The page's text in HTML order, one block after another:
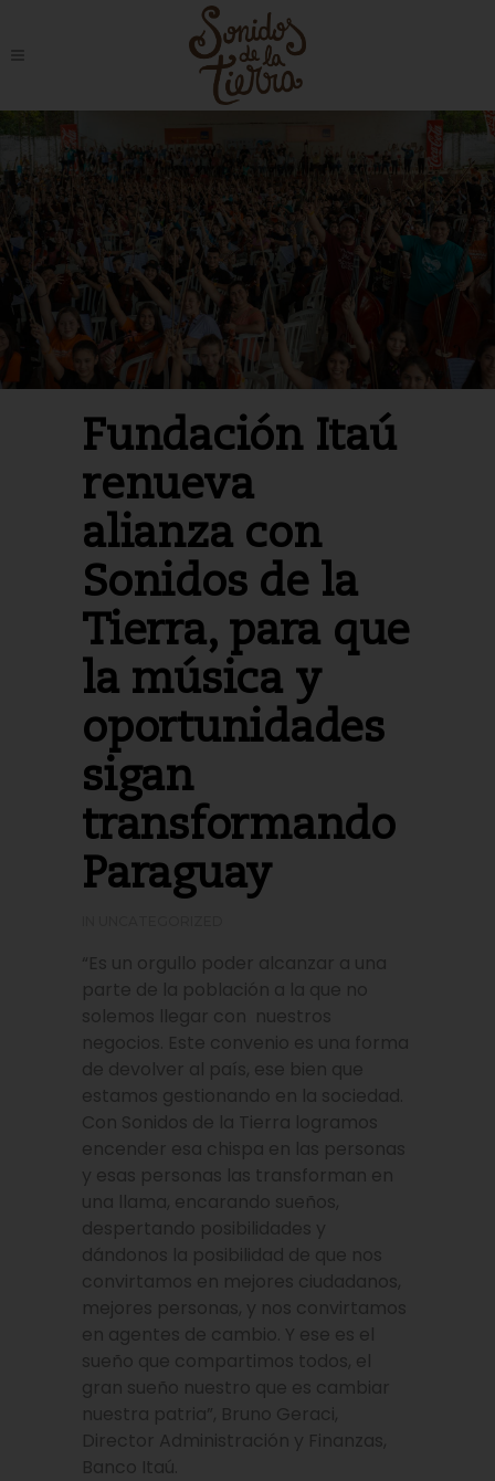
Fundación Itaú
renueva
alianza con
Sonidos de la
Tierra, para que
la música y
oportunidades
sigan
transformando
Paraguay
“Es un orgullo poder alcanzar a una
parte de la población a la que no
solemos llegar con nuestros
negocios. Este convenio es una forma
de devolver al país, ese bien que
estamos gestionando en la sociedad.
Con Sonidos de la Tierra logramos
encender esa chispa en las personas
y esas personas las transforman en
una llama, encarando sueños,
despertando posibilidades y
dándonos la posibilidad de que nos
convirtamos en mejores ciudadanos,
mejores personas, y nos convirtamos
en agentes de cambio. Y ese es el
sueño que compartimos todos, el
gran sueño nuestro que es cambiar
nuestra patria”, Bruno Geraci,
Director Administración y Finanzas,
Banco Itaú.